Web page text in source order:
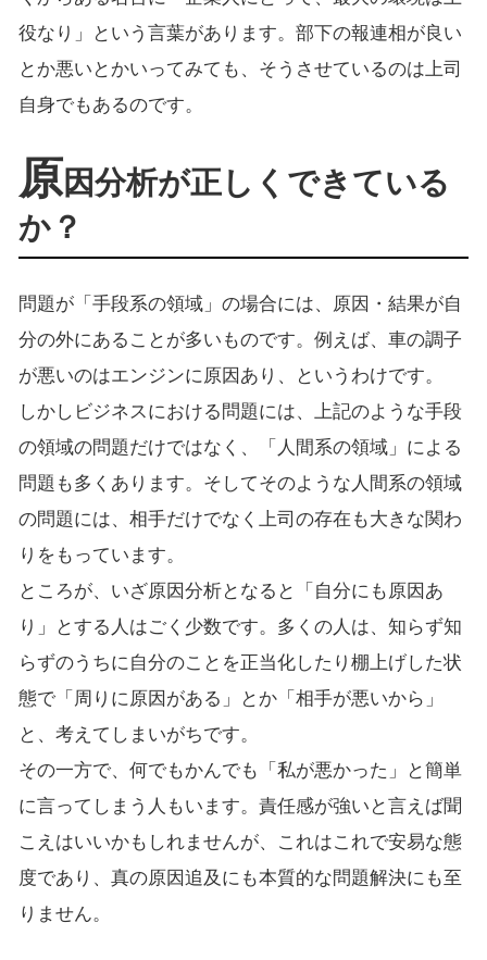
役なり」という言葉があります。部下の報連相が良い
とか悪いとかいってみても、そうさせているのは上司
自身でもあるのです。
原因分析が正しくできている
か？
問題が「手段系の領域」の場合には、原因・結果が自
分の外にあることが多いものです。例えば、車の調子
が悪いのはエンジンに原因あり、というわけです。
しかしビジネスにおける問題には、上記のような手段
の領域の問題だけではなく、「人間系の領域」による
問題も多くあります。そしてそのような人間系の領域
の問題には、相手だけでなく上司の存在も大きな関わ
りをもっています。
ところが、いざ原因分析となると「自分にも原因あ
り」とする人はごく少数です。多くの人は、知らず知
らずのうちに自分のことを正当化したり棚上げした状
態で「周りに原因がある」とか「相手が悪いから」
と、考えてしまいがちです。
その一方で、何でもかんでも「私が悪かった」と簡単
に言ってしまう人もいます。責任感が強いと言えば聞
こえはいいかもしれませんが、これはこれで安易な態
度であり、真の原因追及にも本質的な問題解決にも至
りません。